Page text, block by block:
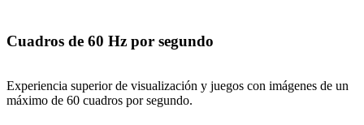
Cuadros de 60 Hz por segundo
Experiencia superior de visualización y juegos con imágenes de un
máximo de 60 cuadros por segundo.